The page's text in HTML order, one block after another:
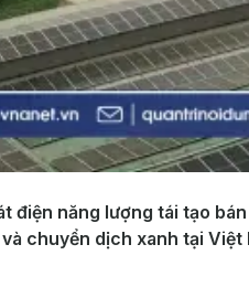
điện năng lượng tái tạo
chuyển dịch xanh tại Việt